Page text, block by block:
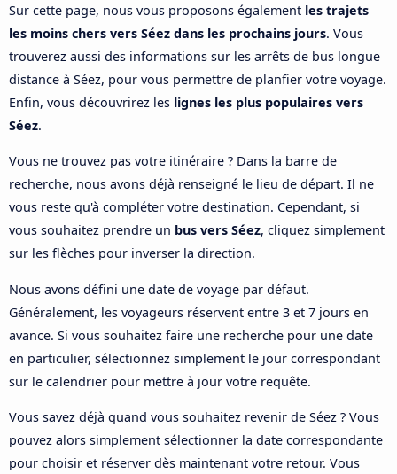
Sur cette page, nous vous proposons également les trajets
les moins chers vers Séez dans les prochains jours. Vous
trouverez aussi des informations sur les arrêts de bus longue
distance à Séez, pour vous permettre de planfier votre voyage.
Enfin, vous découvrirez les lignes les plus populaires vers
Séez.
Vous ne trouvez pas votre itinéraire ? Dans la barre de
recherche, nous avons déjà renseigné le lieu de départ. Il ne
vous reste qu'à compléter votre destination. Cependant, si
vous souhaitez prendre un bus vers Séez, cliquez simplement
sur les flèches pour inverser la direction.
Nous avons défini une date de voyage par défaut.
Généralement, les voyageurs réservent entre 3 et 7 jours en
avance. Si vous souhaitez faire une recherche pour une date
en particulier, sélectionnez simplement le jour correspondant
sur le calendrier pour mettre à jour votre requête.
Vous savez déjà quand vous souhaitez revenir de Séez ? Vous
pouvez alors simplement sélectionner la date correspondante
pour choisir et réserver dès maintenant votre retour. Vous